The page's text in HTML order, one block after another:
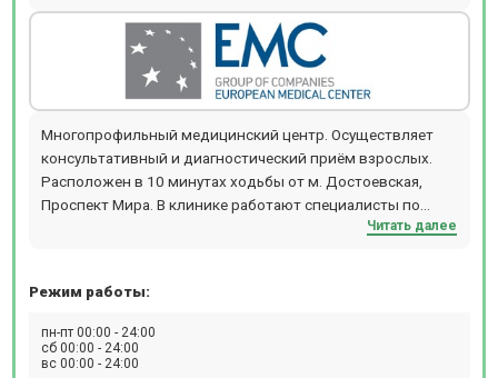
Многопрофильный медицинский центр. Осуществляет
консультативный и диагностический приём взрослых.
Расположен в 10 минутах ходьбы от м. Достоевская,
Проспект Мира. В клинике работают специалисты по
Читать далее
Режим работы:
пн-пт 00:00 - 24:00
сб 00:00 - 24:00
вс 00:00 - 24:00